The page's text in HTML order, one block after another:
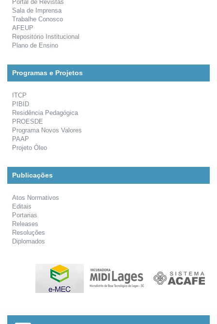
Portal de Revistas
Sala de Imprensa
Trabalhe Conosco
AFEUP
Repositório Institucional
Plano de Ensino
Programas e Projetos
ITCP
PIBID
Residência Pedagógica
PROESDE
Programa Novos Valores
PAAP
Projeto Óleo
Publicações
Atos Normativos
Editais
Portarias
Releases
Resoluções
Diplomados